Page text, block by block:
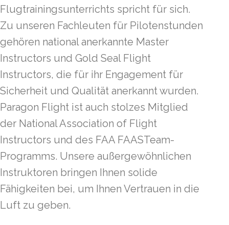
Flugtrainingsunterrichts spricht für sich.
Zu unseren Fachleuten für Pilotenstunden
gehören national anerkannte Master
Instructors und Gold Seal Flight
Instructors, die für ihr Engagement für
Sicherheit und Qualität anerkannt wurden.
Paragon Flight ist auch stolzes Mitglied
der National Association of Flight
Instructors und des FAA FAASTeam-
Programms. Unsere außergewöhnlichen
Instruktoren bringen Ihnen solide
Fähigkeiten bei, um Ihnen Vertrauen in die
Luft zu geben.